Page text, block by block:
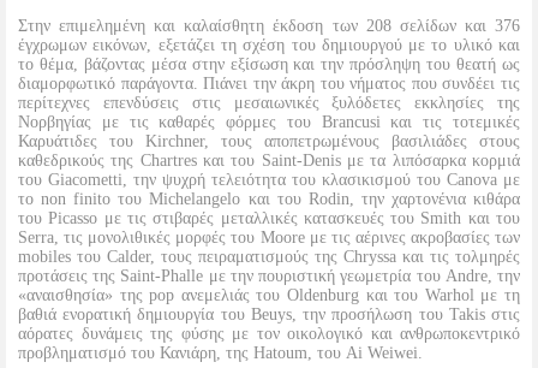
Στην επιμελημένη και καλαίσθητη έκδοση των 208 σελίδων και 376
έγχρωμων εικόνων, εξετάζει τη σχέση του δημιουργού με το υλικό και
το θέμα, βάζοντας μέσα στην εξίσωση και την πρόσληψη του θεατή ως
διαμορφωτικό παράγοντα. Πιάνει την άκρη του νήματος που συνδέει τις
περίτεχνες επενδύσεις στις μεσαιωνικές ξυλόδετες εκκλησίες της
Νορβηγίας με τις καθαρές φόρμες του Brancusi και τις τοτεμικές
Καρυάτιδες του Kirchner, τους αποπετρωμένους βασιλιάδες στους
καθεδρικούς της Chartres και του Saint-Denis με τα λιπόσαρκα κορμιά
του Giacometti, την ψυχρή τελειότητα του κλασικισμού του Canova με
το non finito του Michelangelo και του Rodin, την χαρτονένια κιθάρα
του Picasso με τις στιβαρές μεταλλικές κατασκευές του Smith και του
Serra, τις μονολιθικές μορφές του Moore με τις αέρινες ακροβασίες των
mobiles του Calder, τους πειραματισμούς της Chryssa και τις τολμηρές
προτάσεις της Saint-Phalle με την πουριστική γεωμετρία του Andre, την
«αναισθησία» της pop ανεμελιάς του Oldenburg και του Warhol με τη
βαθιά ενορατική δημιουργία του Beuys, την προσήλωση του Takis στις
αόρατες δυνάμεις της φύσης με τον οικολογικό και ανθρωποκεντρικό
προβληματισμό του Κανιάρη, της Hatoum, του Ai Weiwei.